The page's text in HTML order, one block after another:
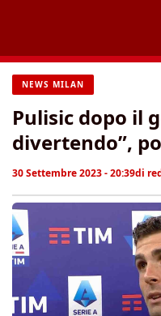
contenuto
NEWS MILAN
Pulisic dopo il
divertendo”,
30 Settembre 2023 - 20:39di